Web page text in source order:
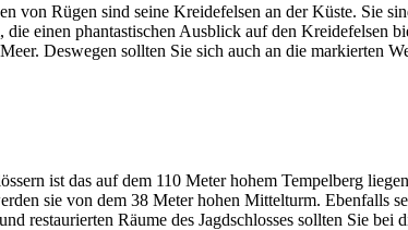
von Rügen sind seine Kreidefelsen an der Küste. Sie
einen phantastischen Ausblick auf den Kreidefelsen
Deswegen sollten Sie sich auch an die markierten
ist das auf dem 110 Meter hohem Tempelberg
sie von dem 38 Meter hohen Mittelturm. Ebenfalls
restaurierten Räume des Jagdschlosses sollten Sie bei